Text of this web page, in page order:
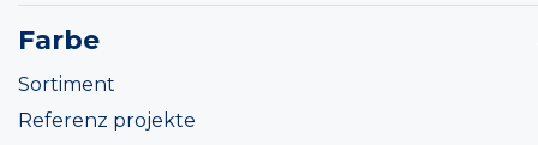
Farbe
Sortiment
Referenz projekte